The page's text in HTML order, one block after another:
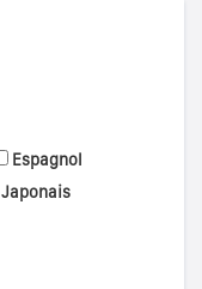
Espagnol
Japonais